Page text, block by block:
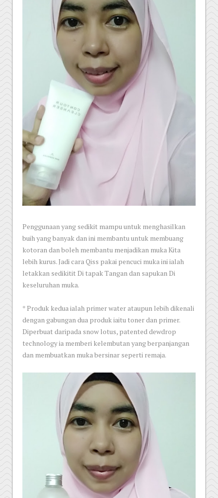
Penggunaan yang sedikit mampu untuk menghasilkan
buih yang banyak dan ini membantu untuk membuang
kotoran dan boleh membantu menjadikan muka Kita
lebih kurus. Jadi cara Qiss pakai pencuci muka ini ialah
letakkan sedikitit Di tapak Tangan dan sapukan Di
keseluruhan muka.
* Produk kedua ialah primer water ataupun lebih dikenali
dengan gabungan dua produk iaitu toner dan primer.
Diperbuat daripada snow lotus, patented dewdrop
technology ia memberi kelembutan yang berpanjangan
dan membuatkan muka bersinar seperti remaja.